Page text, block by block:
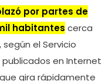
por partes de
habitantes cerca
el Servicio
en Internet
gira rápidamente